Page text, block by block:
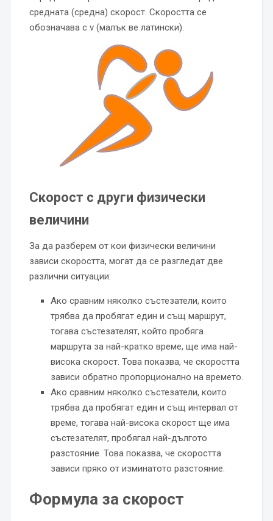
средната (средна) скорост. Скоростта се
обозначава с v (малък ве латински).
Скорост с други физически
величини
За да разберем от кои физически величини
зависи скоростта, могат да се разгледат две
различни ситуации:
Ако сравним няколко състезатели, които
трябва да пробягат един и същ маршрут,
тогава състезателят, който пробяга
маршрута за най-кратко време, ще има най-
висока скорост. Това показва, че скоростта
зависи обратно пропорционално на времето.
Ако сравним няколко състезатели, които
трябва да пробягат един и същ интервал от
време, тогава най-висока скорост ще има
състезателят, пробягал най-дългото
разстояние. Това показва, че скоростта
зависи пряко от изминатото разстояние.
Формула за скорост